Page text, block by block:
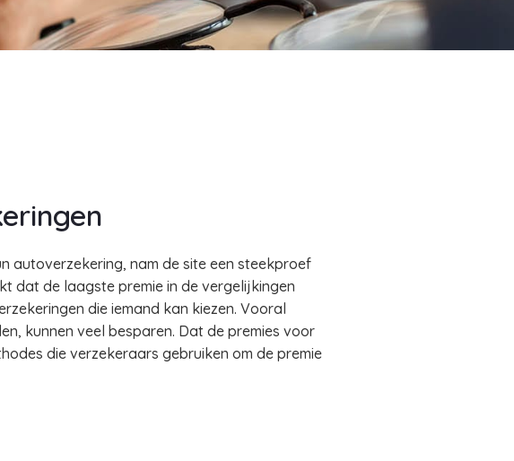
autoverzekering, nam de site een steekproef
dat de laagste premie in de vergelijkingen
die iemand kan kiezen. Vooral
kunnen veel besparen. Dat de premies voor
die verzekeraars gebruiken om de premie